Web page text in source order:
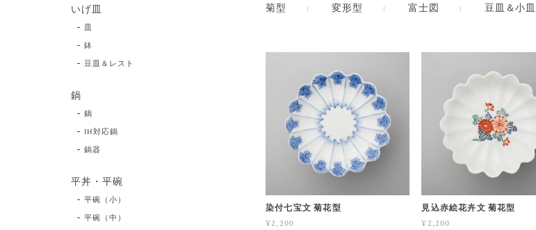
菊型 変形型 富士図 豆皿＆小皿
染付七宝文 菊花型
¥2,200
見込赤絵花卉文 菊花型
¥2,200
いげ皿
皿
鉢
豆皿＆レスト
鍋
鍋
IH対応鍋
鍋器
平丼・平碗
平碗（小）
平碗（中）